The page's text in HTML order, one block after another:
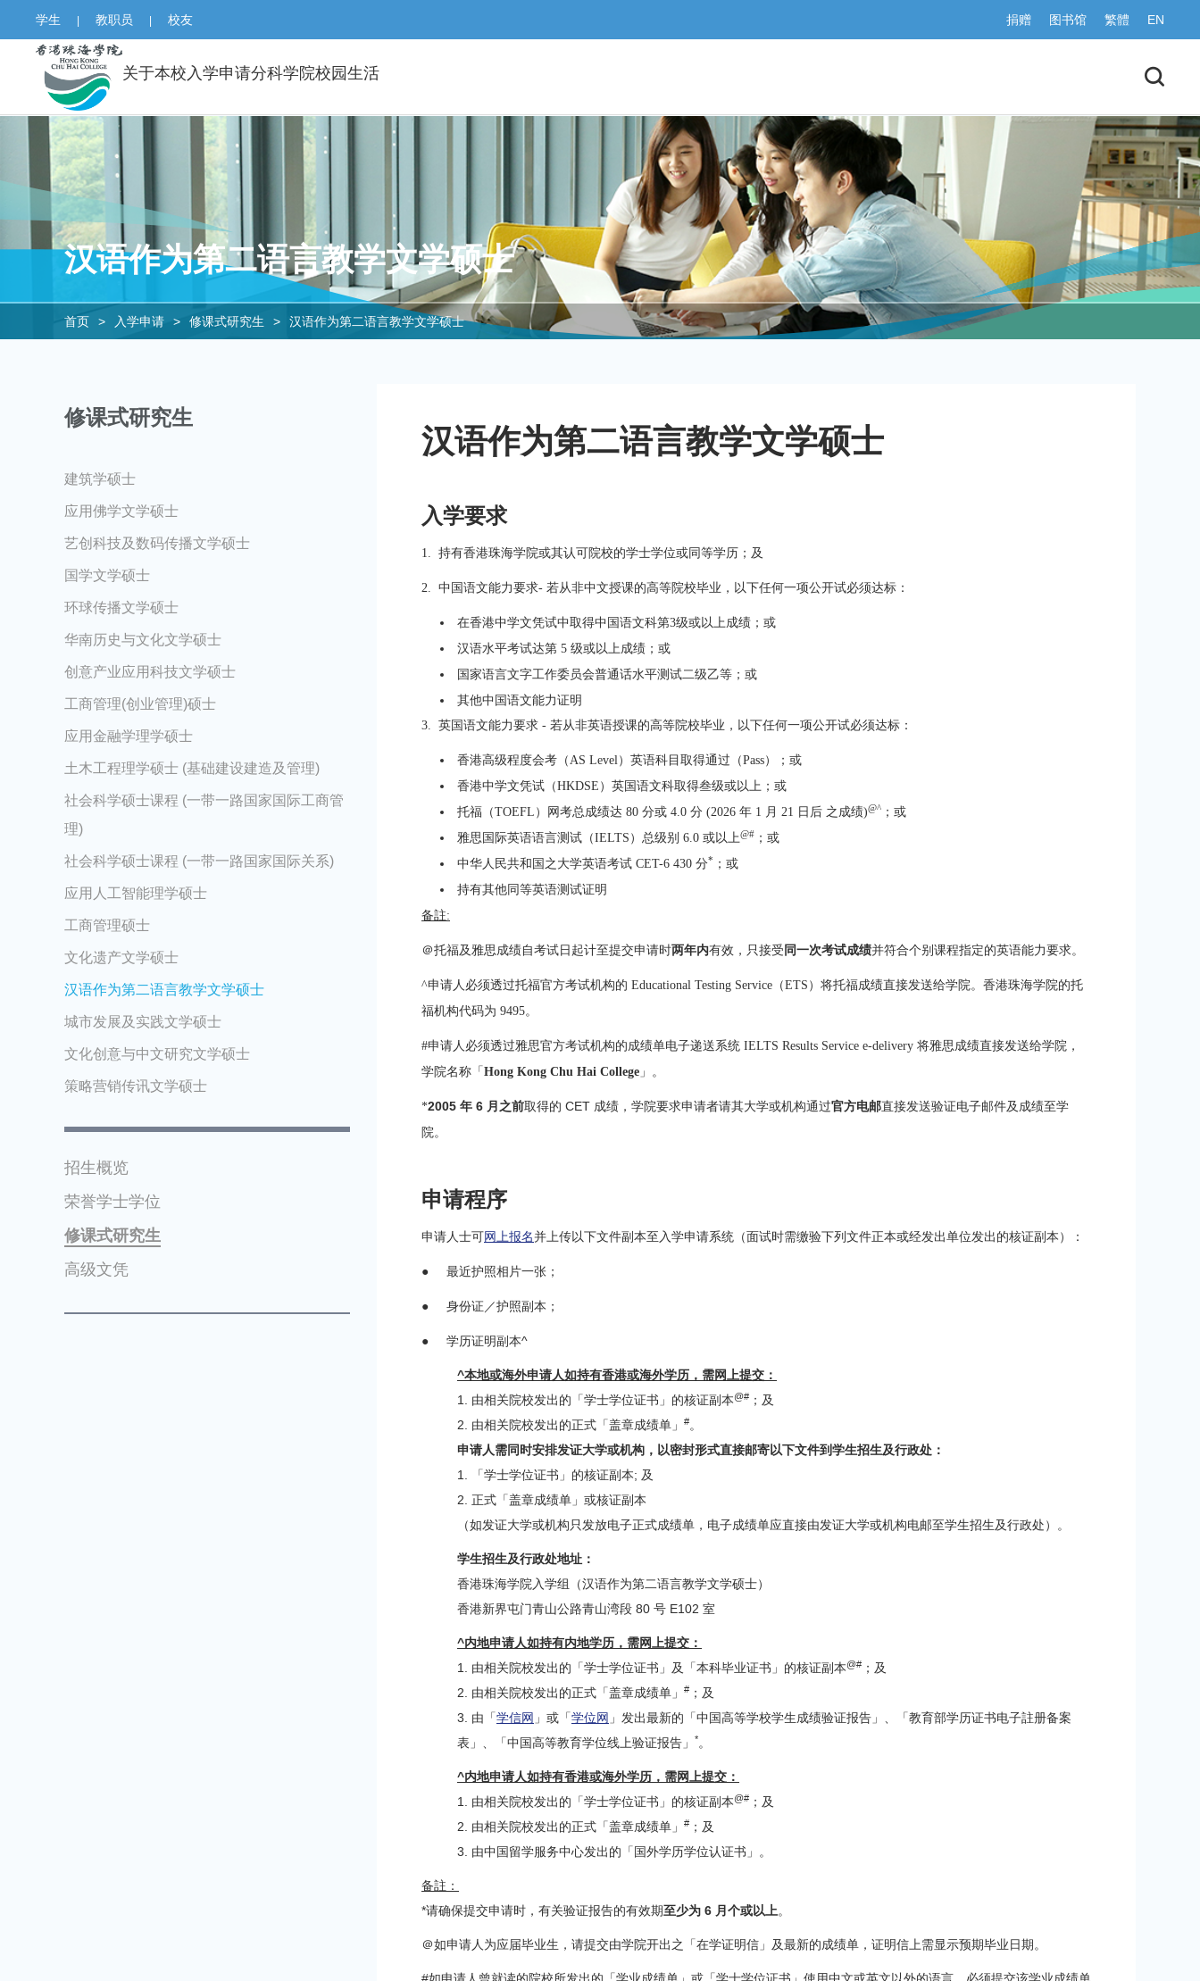
学生 | 教职员 | 校友 捐赠 图书馆 繁體 EN
关于本校入学申请分科学院校园生活
汉语作为第二语言教学文学硕士
首页 > 入学申请 > 修课式研究生 > 汉语作为第二语言教学文学硕士
修课式研究生
建筑学硕士
应用佛学文学硕士
艺创科技及数码传播文学硕士
国学文学硕士
环球传播文学硕士
华南历史与文化文学硕士
创意产业应用科技文学硕士
工商管理(创业管理)硕士
应用金融学理学硕士
土木工程理学硕士 (基础建设建造及管理)
社会科学硕士课程 (一带一路国家国际工商管
理)
社会科学硕士课程 (一带一路国家国际关系)
应用人工智能理学硕士
工商管理硕士
文化遗产文学硕士
汉语作为第二语言教学文学硕士
城市发展及实践文学硕士
文化创意与中文研究文学硕士
策略营销传讯文学硕士
招生概览
荣誉学士学位
修课式研究生
高级文凭
汉语作为第二语言教学文学硕士
入学要求
1. 持有香港珠海学院或其认可院校的学士学位或同等学历；及
2. 中国语文能力要求- 若从非中文授课的高等院校毕业，以下任何一项公开试必须达标：
在香港中学文凭试中取得中国语文科第3级或以上成绩；或
汉语水平考试达第 5 级或以上成绩；或
国家语言文字工作委员会普通话水平测试二级乙等；或
其他中国语文能力证明
3. 英国语文能力要求 - 若从非英语授课的高等院校毕业，以下任何一项公开试必须达标：
香港高级程度会考（AS Level）英语科目取得通过（Pass）；或
香港中学文凭试（HKDSE）英国语文科取得叁级或以上；或
托福（TOEFL）网考总成绩达 80 分或 4.0 分 (2026 年 1 月 21 日后 之成绩)@^ ；或
雅思国际英语语言测试（IELTS）总级别 6.0 或以上@# ；或
中华人民共和国之大学英语考试 CET-6 430 分*
；或
持有其他同等英语测试证明
备註:
＠托福及雅思成绩自考试日起计至提交申请时两年内有效，只接受 同一次考试成绩并符合个别课程指定的英语能力要求。
^申请人必须透过托福官方考试机构的 Educational Testing Service（ETS）将托福成绩直接发送给学院。香港珠海学院的托
福机构代码为 9495。
#申请人必须透过雅思官方考试机构的成绩单电子递送系统 IELTS Results Service e-delivery 将雅思成绩直接发送给学院，
学院名称「 Hong Kong Chu Hai College 」。
*2005 年 6 月之前取得的 CET 成绩，学院要求申请者请其大学或机构通过官方电邮直接发送验证电子邮件及成绩至学
院。
申请程序
申请人士可 网上报名并上传以下文件副本至入学申请系统（面试时需缴验下列文件正本或经发出单位发出的核证副本）：
● 最近护照相片一张；
● 身份证／护照副本；
● 学历证明副本^
^本地或海外申请人如持有香港或海外学历，需网上提交：
1. 由相关院校发出的「学士学位证书」的核证副本@# ；及
2. 由相关院校发出的正式「盖章成绩单」
#。
申请人需同时安排发证大学或机构，以密封形式直接邮寄以下文件到学生招生及行政处：
1. 「学士学位证书」的核证副本; 及
2. 正式「盖章成绩单」或核证副本
（如发证大学或机构只发放电子正式成绩单，电子成绩单应直接由发证大学或机构电邮至学生招生及行政处）。
学生招生及行政处地址：
香港珠海学院入学组（汉语作为第二语言教学文学硕士）
香港新界屯门青山公路青山湾段 80 号 E102 室
^内地申请人如持有内地学历，需网上提交：
1. 由相关院校发出的「学士学位证书」及「本科毕业证书」的核证副本@# ；及
2. 由相关院校发出的正式「盖章成绩单」
# ；及
3. 由「学信网 」或「学位网 」发出最新的「中国高等学校学生成绩验证报告」、「教育部学历证书电子註册备案
表」、「中国高等教育学位线上验证报告」
*。
^内地申请人如持有香港或海外学历，需网上提交：
1. 由相关院校发出的「学士学位证书」的核证副本@# ；及
2. 由相关院校发出的正式「盖章成绩单」
# ；及
3. 由中国留学服务中心发出的「国外学历学位认证书」。
备註：
*请确保提交申请时，有关验证报告的有效期至少为 6 月个或以上。
＠如申请人为应届毕业生，请提交由学院开出之「在学证明信」及最新的成绩单，证明信上需显示预期毕业日期。